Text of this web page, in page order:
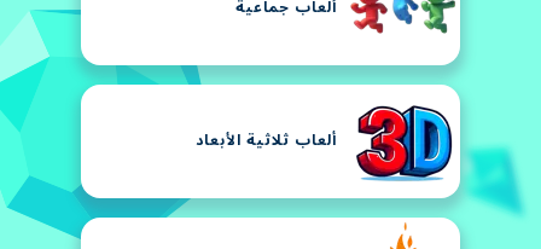
ألعاب جماعية
ألعاب ثلاثية الأبعاد